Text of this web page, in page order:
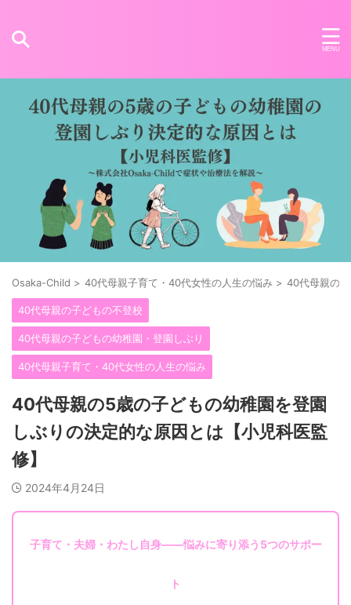
Osaka-Child > 40代母親子育て・40代女性の人生の悩み > 40代母親の
40代母親の子どもの不登校
40代母親の子どもの幼稚園・登園しぶり
40代母親子育て・40代女性の人生の悩み
40代母親の5歳の子どもの幼稚園を登園
しぶりの決定的な原因とは【小児科医監
修】
2024年4月24日
子育て・夫婦・わたし自身——悩みに寄り添う5つのサポー
ト